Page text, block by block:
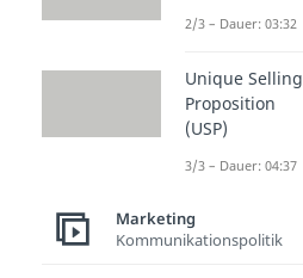
2/3 – Dauer: 03:32
Unique Selling
Proposition
(USP)
3/3 – Dauer: 04:37
Marketing
Kommunikationspolitik